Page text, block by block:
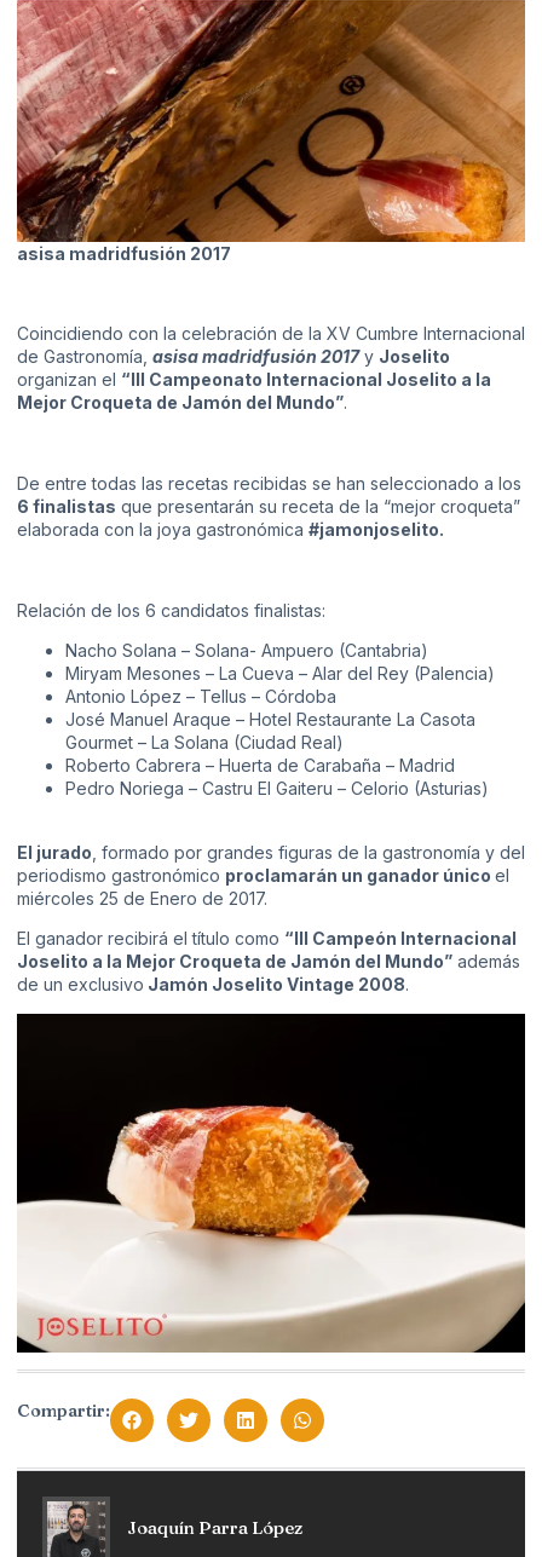
asisa madridfusión 2017
Coincidiendo con la celebración de la XV Cumbre Internacional
de Gastronomía, asisa madridfusión 2017y Joselito
organizan el “ III Campeonato Internacional Joselito a la
Mejor Croqueta de Jamón del Mundo”.
De entre todas las recetas recibidas se han seleccionado a los
6 finalistas que presentarán su receta de la “mejor croqueta”
elaborada con la joya gastronómica #jamonjoselito.
Relación de los 6 candidatos finalistas:
Nacho Solana – Solana- Ampuero (Cantabria)
Miryam Mesones – La Cueva – Alar del Rey (Palencia)
Antonio López – Tellus – Córdoba
José Manuel Araque – Hotel Restaurante La Casota
Gourmet – La Solana (Ciudad Real)
Roberto Cabrera – Huerta de Carabaña – Madrid
Pedro Noriega – Castru El Gaiteru – Celorio (Asturias)
El jurado , formado por grandes figuras de la gastronomía y del
periodismo gastronómico proclamarán un ganador único el
miércoles 25 de Enero de 2017.
El ganador recibirá el título como “III Campeón Internacional
Joselito a la Mejor Croqueta de Jamón del Mundo” además
de un exclusivo Jamón Joselito Vintage 2008.
Compartir:
Joaquín Parra López